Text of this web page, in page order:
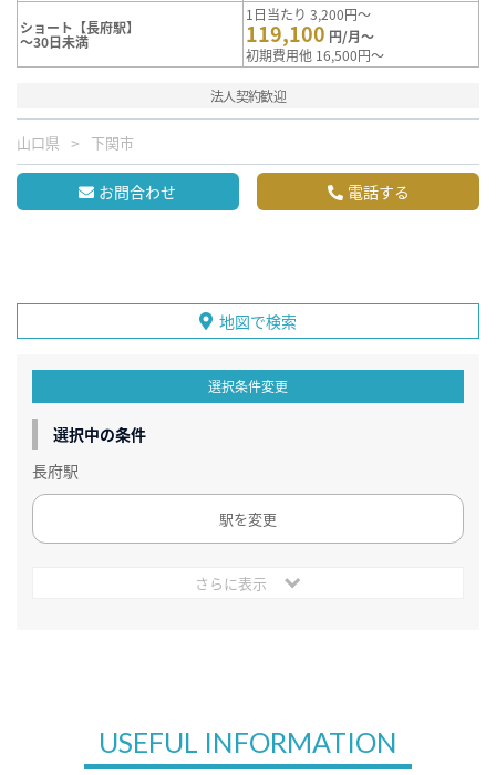
ショート【長府駅】
～30日未満
1日当たり 3,200円～
119,100 円/月～
初期費用他 16,500円～
法人契約歓迎
山口県 下関市
お問合わせ 電話する
地図で検索
選択条件変更
選択中の条件
長府駅
駅を変更
さらに表示
USEFUL INFORMATION